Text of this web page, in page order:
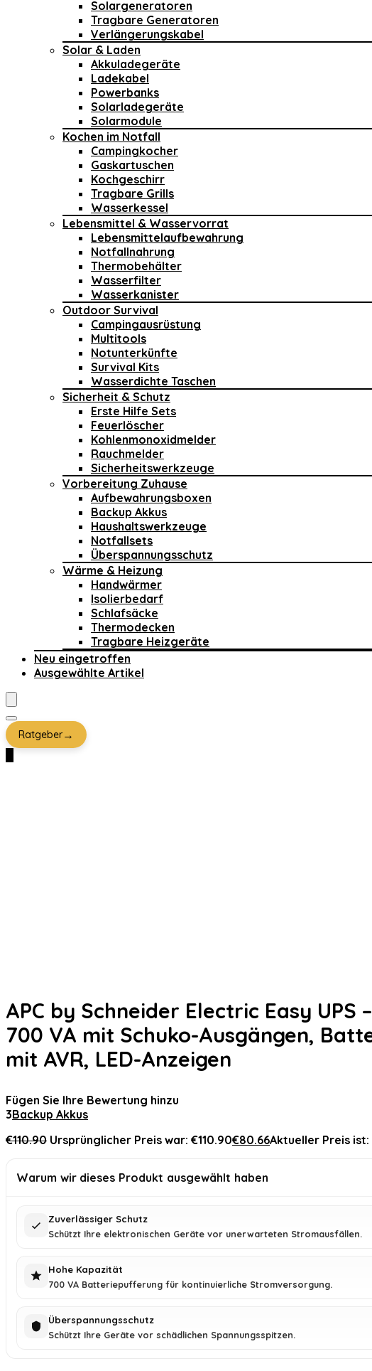
Solargeneratoren
Tragbare Generatoren
Verlängerungskabel
Solar & Laden
Akkuladegeräte
Ladekabel
Powerbanks
Solarladegeräte
Solarmodule
Kochen im Notfall
Campingkocher
Gaskartuschen
Kochgeschirr
Tragbare Grills
Wasserkessel
Lebensmittel & Wasservorrat
Lebensmittelaufbewahrung
Notfallnahrung
Thermobehälter
Wasserfilter
Wasserkanister
Outdoor Survival
Campingausrüstung
Multitools
Notunterkünfte
Survival Kits
Wasserdichte Taschen
Sicherheit & Schutz
Erste Hilfe Sets
Feuerlöscher
Kohlenmonoxidmelder
Rauchmelder
Sicherheitswerkzeuge
Vorbereitung Zuhause
Aufbewahrungsboxen
Backup Akkus
Haushaltswerkzeuge
Notfallsets
Überspannungsschutz
Wärme & Heizung
Handwärmer
Isolierbedarf
Schlafsäcke
Thermodecken
Tragbare Heizgeräte
Neu eingetroffen
Ausgewählte Artikel
Ratgeber→
APC by Schneider Electric Easy
700 VA mit Schuko-Ausgängen,
mit AVR, LED-Anzeigen
Fügen Sie Ihre Bewertung hinzu
3Backup Akkus
€110.90 Ursprünglicher Preis war: €110.90€80.66Aktueller Preis ist:
Warum wir dieses Produkt ausgewählt haben
Zuverlässiger Schutz
Schützt Ihre elektronischen Geräte vor unerwarteten Stromausfällen.
Hohe Kapazität
700 VA Batteriepufferung für kontinuierliche Stromversorgung.
Überspannungsschutz
Schützt Ihre Geräte vor schädlichen Spannungsspitzen.